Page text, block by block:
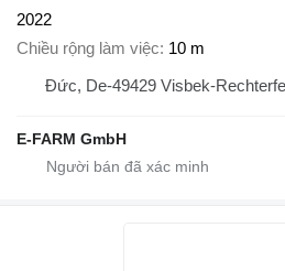
2022
Chiều rộng làm việc 10 m
Đức, De-49429 Visbek-
E-FARM GmbH